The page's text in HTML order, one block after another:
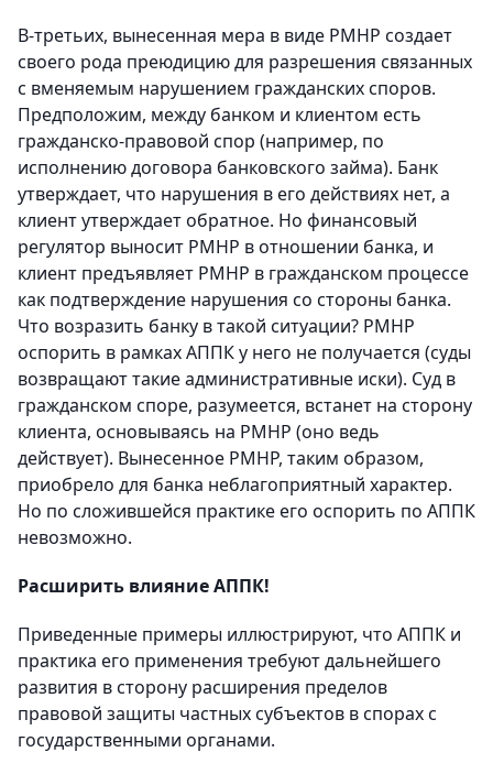
В-третьих, вынесенная мера в виде РМНР создает
своего рода преюдицию для разрешения связанных
с вменяемым нарушением гражданских споров.
Предположим, между банком и клиентом есть
гражданско-правовой спор (например, по
исполнению договора банковского займа). Банк
утверждает, что нарушения в его действиях нет, а
клиент утверждает обратное. Но финансовый
регулятор выносит РМНР в отношении банка, и
клиент предъявляет РМНР в гражданском процессе
как подтверждение нарушения со стороны банка.
Что возразить банку в такой ситуации? РМНР
оспорить в рамках АППК у него не получается (суды
возвращают такие административные иски). Суд в
гражданском споре, разумеется, встанет на сторону
клиента, основываясь на РМНР (оно ведь
действует). Вынесенное РМНР, таким образом,
приобрело для банка неблагоприятный характер.
Но по сложившейся практике его оспорить по АППК
невозможно.
Расширить влияние АППК!
Приведенные примеры иллюстрируют, что АППК и
практика его применения требуют дальнейшего
развития в сторону расширения пределов
правовой защиты частных субъектов в спорах с
государственными органами.